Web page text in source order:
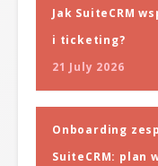
Jak SuiteCRM
i ticketing?
21 July 2026
Onboarding
SuiteCRM: plan